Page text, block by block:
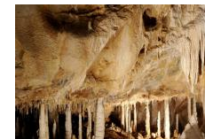
Projekt Sbírej-toner.cz